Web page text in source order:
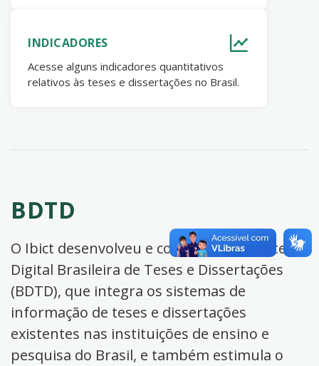
INDICADORES
Acesse alguns indicadores quantitativos
relativos às teses e dissertações no Brasil.
BDTD
O Ibict desenvolveu e coordena a Biblioteca
Digital Brasileira de Teses e Dissertações
(BDTD), que integra os sistemas de
informação de teses e dissertações
existentes nas instituições de ensino e
pesquisa do Brasil, e também estimula o